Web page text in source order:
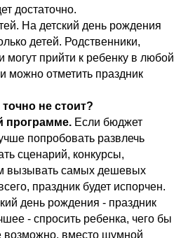
достаточно.
На детский день рождения
детей. Родственники,
могут прийти к ребенку в любой
можно отметить праздник
не стоит?
программе. Если бюджет
попробовать развлечь
сценарий, конкурсы,
вызывать самых дешевых
праздник будет испорчен.
день рождения - праздник
- спросить ребенка, чего бы
возможно, вместо шумной